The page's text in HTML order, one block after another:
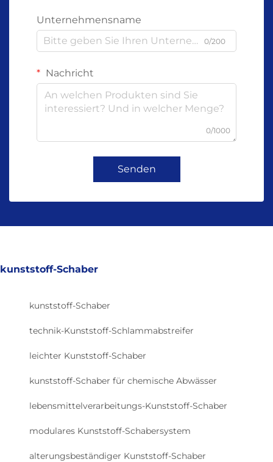
Unternehmensname
0/200
Nachricht
0/1000
Senden
kunststoff-Schaber
kunststoff-Schaber
technik-Kunststoff-Schlammabstreifer
leichter Kunststoff-Schaber
kunststoff-Schaber für chemische Abwässer
lebensmittelverarbeitungs-Kunststoff-Schaber
modulares Kunststoff-Schabersystem
alterungsbeständiger Kunststoff-Schaber